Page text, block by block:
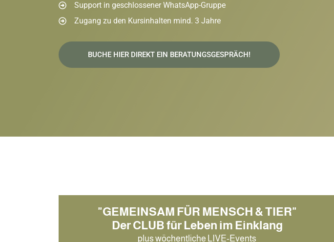
Support in geschlossener WhatsApp-Gruppe
Zugang zu den Kursinhalten mind. 3 Jahre
BUCHE HIER DIREKT EIN BERATUNGSGESPRÄCH!
"GEMEINSAM FÜR MENSCH & TIER"
Der CLUB für Leben im Einklang
plus wöchentliche LIVE-Events